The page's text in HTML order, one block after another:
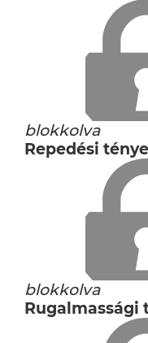
blokkolva
Repedési
blokkolva
Rugalmassági